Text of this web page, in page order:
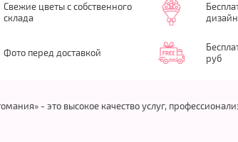
Свежие цветы с собственного
склада
Фото перед доставкой
руб
- это высокое качество услуг,